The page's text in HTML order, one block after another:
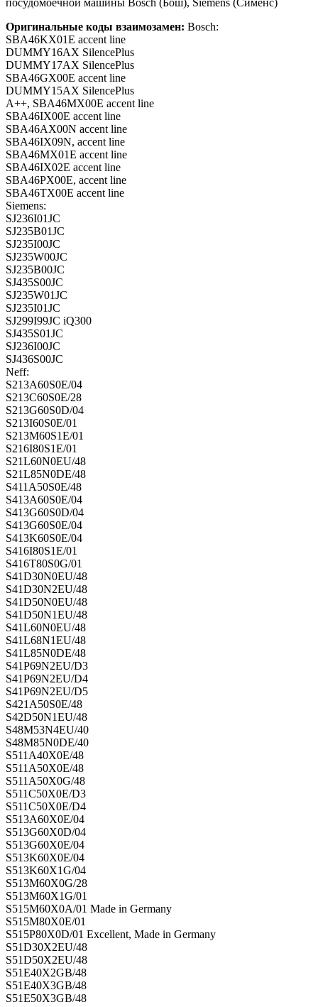
Оригинальные коды взаимозамен: Bosch:
SBA46KX01E accent line
DUMMY16AX SilencePlus
DUMMY17AX SilencePlus
SBA46GX00E accent line
DUMMY15AX SilencePlus
A++, SBA46MX00E accent line
SBA46IX00E accent line
SBA46AX00N accent line
SBA46IX09N, accent line
SBA46MX01E accent line
SBA46IX02E accent line
SBA46PX00E, accent line
SBA46TX00E accent line
Siemens:
SJ236I01JC
SJ235B01JC
SJ235I00JC
SJ235W00JC
SJ235B00JC
SJ435S00JC
SJ235W01JC
SJ235I01JC
SJ299I99JC iQ300
SJ435S01JC
SJ236I00JC
SJ436S00JC
Neff:
S213A60S0E/04
S213C60S0E/28
S213G60S0D/04
S213I60S0E/01
S213M60S1E/01
S216I80S1E/01
S21L60N0EU/48
S21L85N0DE/48
S411A50S0E/48
S413A60S0E/04
S413G60S0D/04
S413G60S0E/04
S413K60S0E/04
S416I80S1E/01
S416T80S0G/01
S41D30N0EU/48
S41D30N2EU/48
S41D50N0EU/48
S41D50N1EU/48
S41L60N0EU/48
S41L68N1EU/48
S41L85N0DE/48
S41P69N2EU/D3
S41P69N2EU/D4
S41P69N2EU/D5
S421A50S0E/48
S42D50N1EU/48
S48M53N4EU/40
S48M85N0DE/40
S511A40X0E/48
S511A50X0E/48
S511A50X0G/48
S511C50X0E/D3
S511C50X0E/D4
S513A60X0E/04
S513G60X0D/04
S513G60X0E/04
S513K60X0E/04
S513K60X1G/04
S513M60X0G/28
S513M60X1G/01
S515M60X0A/01 Made in Germany
S515M80X0E/01
S515P80X0D/01 Excellent, Made in Germany
S51D30X2EU/48
S51D50X2EU/48
S51E40X2GB/48
S51E40X3GB/48
S51E50X3GB/48